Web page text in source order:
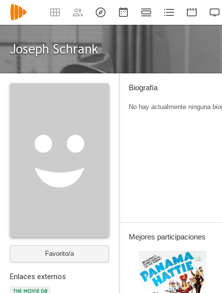
Joseph Schrank
Favorito/a
Enlaces externos
Biografía
No hay actualmente ninguna
Mejores participaciones
10